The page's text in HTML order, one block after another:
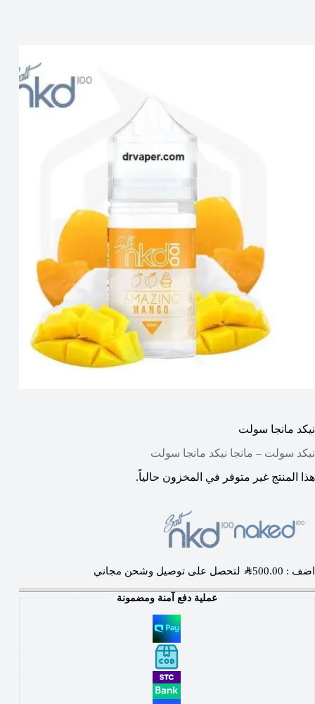
نيكد مانجا سولت
نيكد سولت – مانجا نيكد مانجا سولت
هذا المنتج غير متوفر في المخزون حالياً.
اضف : SAR500.00 لتحصل على توصيل وشحن مجاني
عملية دفع آمنة ومضمونة